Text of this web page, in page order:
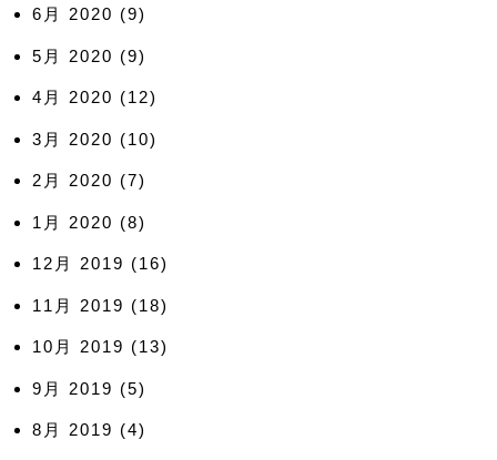
6月 2020 (9)
5月 2020 (9)
4月 2020 (12)
3月 2020 (10)
2月 2020 (7)
1月 2020 (8)
12月 2019 (16)
11月 2019 (18)
10月 2019 (13)
9月 2019 (5)
8月 2019 (4)